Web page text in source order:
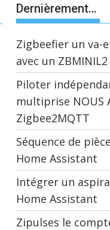
Dernièrement…
Zigbeefier un va-
avec un ZBMINIL2
Piloter
multiprise NOUS
Zigbee2MQTT
Séquence de
Home Assistant
Intégrer un
Home Assistant
Zipulses le